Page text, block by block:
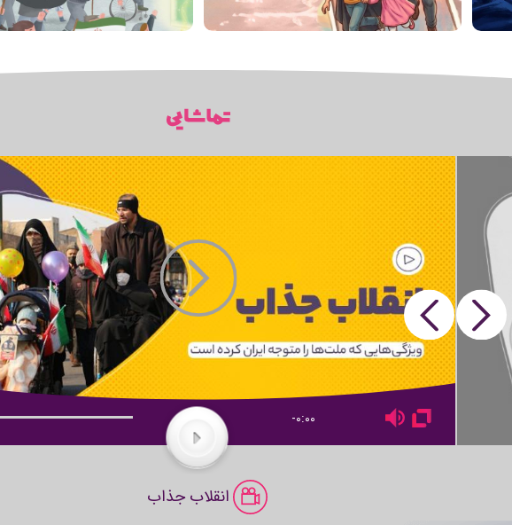
Play
Mute
: -0:00 Fullscreen
انقلاب جذاب
Previous
Next